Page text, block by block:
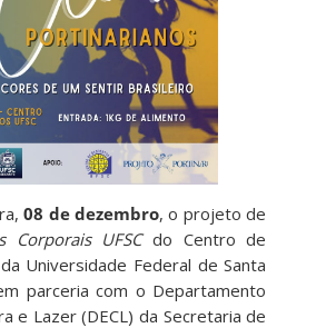
08 de dezembro, o projeto de
Corporais UFSCdo Centro de
Universidade Federal de Santa
parceria com o Departamento
e Lazer (DECL) da Secretaria de